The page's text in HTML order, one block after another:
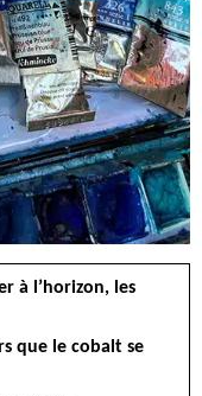
à l’horizon, les
que le cobalt se